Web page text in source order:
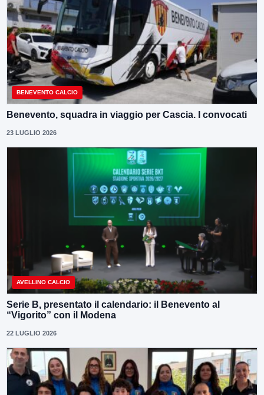
BENEVENTO CALCIO
Benevento, squadra in viaggio per Cascia. I convocati
23 LUGLIO 2026
AVELLINO CALCIO
Serie B, presentato il calendario: il Benevento al
“Vigorito” con il Modena
22 LUGLIO 2026